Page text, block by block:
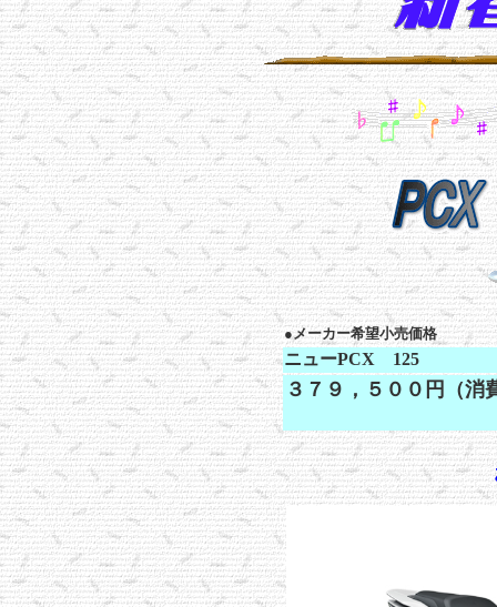
●メーカー希望小売価格
ニューPCX 125
３７９，５００円（